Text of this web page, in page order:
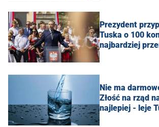
Prezydent
Tuska o 100
najbardziej
Nie ma
Złość na rząd
najlepiej - leje